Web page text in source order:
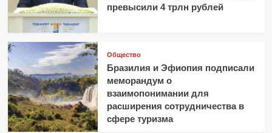
превысили 4 трлн рублей
Общество
Бразилия и Эфиопия подписали
меморандум о
взаимопонимании для
расширения сотрудничества в
сфере туризма